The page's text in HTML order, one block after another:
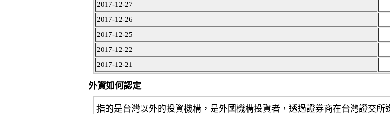
2017-12-27
2017-12-26
2017-12-25
2017-12-22
2017-12-21
外資如何認定
指的是台灣以外的投資機構，是外國機構投資者，透過證券商在台灣證交所